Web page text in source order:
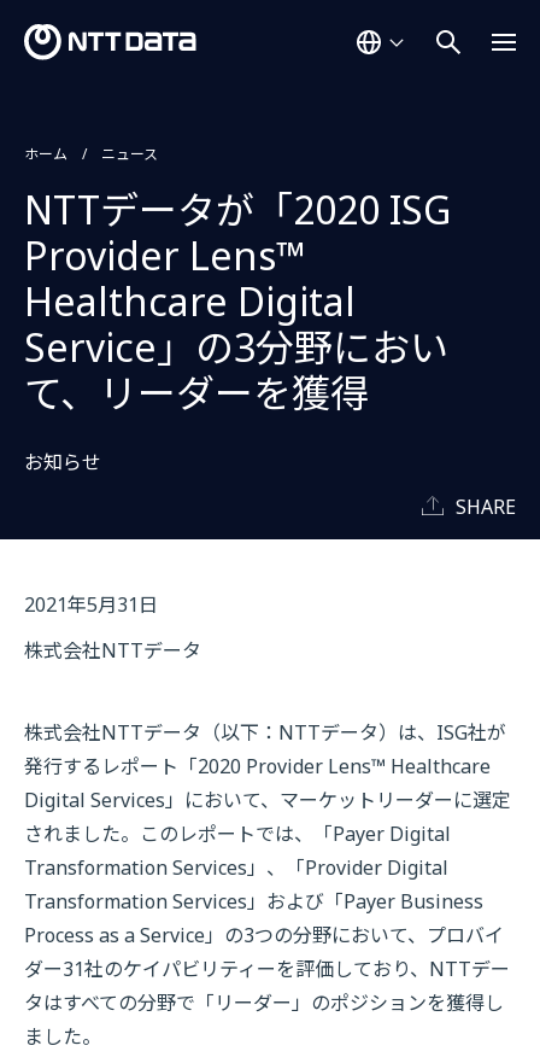
ホーム ニュース
NTTデータが「2020 ISG
Provider Lens™
Healthcare Digital
Service」の3分野におい
て、リーダーを獲得
お知らせ
SHARE
2021年5月31日
株式会社NTTデータ
株式会社NTTデータ（以下：NTTデータ）は、ISG社が
発行するレポート「2020 Provider Lens™ Healthcare
Digital Services」において、マーケットリーダーに選定
されました。このレポートでは、「Payer Digital
Transformation Services」、「Provider Digital
Transformation Services」および「Payer Business
Process as a Service」の3つの分野において、プロバイ
ダー31社のケイパビリティーを評価しており、NTTデー
タはすべての分野で「リーダー」のポジションを獲得し
ました。